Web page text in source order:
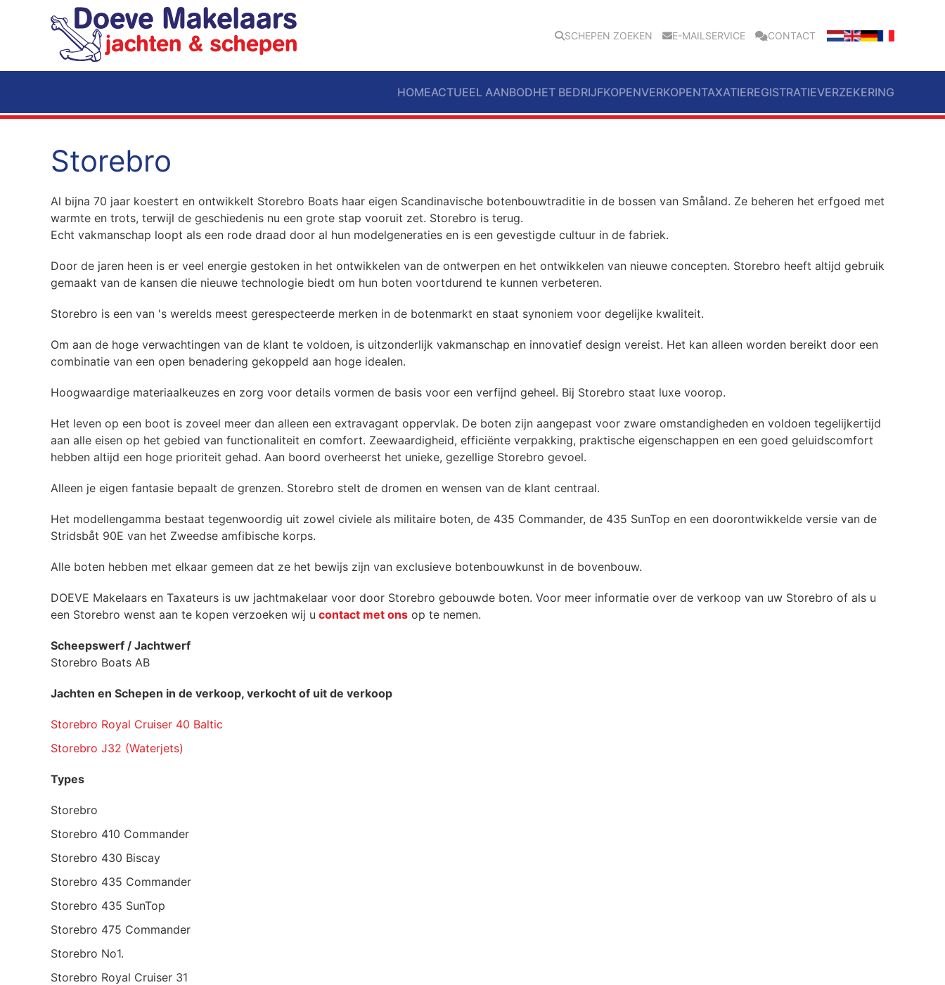
Terug naar hoofdinhoud SCHEPEN ZOEKEN E-MAILSERVICE CONTACT
HOMEACTUEEL AANBODHET BEDRIJFKOPENVERKOPENTAXATIEREGISTRATIEVERZEKERING
Storebro
Al bijna 70 jaar koestert en ontwikkelt Storebro Boats haar eigen Scandinavische botenbouwtraditie in de bossen van Småland. Ze beheren het erfgoed met
warmte en trots, terwijl de geschiedenis nu een grote stap vooruit zet. Storebro is terug.
Echt vakmanschap loopt als een rode draad door al hun modelgeneraties en is een gevestigde cultuur in de fabriek.
Door de jaren heen is er veel energie gestoken in het ontwikkelen van de ontwerpen en het ontwikkelen van nieuwe concepten. Storebro heeft altijd gebruik
gemaakt van de kansen die nieuwe technologie biedt om hun boten voortdurend te kunnen verbeteren.
Storebro is een van 's werelds meest gerespecteerde merken in de botenmarkt en staat synoniem voor degelijke kwaliteit.
Om aan de hoge verwachtingen van de klant te voldoen, is uitzonderlijk vakmanschap en innovatief design vereist. Het kan alleen worden bereikt door een
combinatie van een open benadering gekoppeld aan hoge idealen.
Hoogwaardige materiaalkeuzes en zorg voor details vormen de basis voor een verfijnd geheel. Bij Storebro staat luxe voorop.
Het leven op een boot is zoveel meer dan alleen een extravagant oppervlak. De boten zijn aangepast voor zware omstandigheden en voldoen tegelijkertijd
aan alle eisen op het gebied van functionaliteit en comfort. Zeewaardigheid, efficiënte verpakking, praktische eigenschappen en een goed geluidscomfort
hebben altijd een hoge prioriteit gehad. Aan boord overheerst het unieke, gezellige Storebro gevoel.
Alleen je eigen fantasie bepaalt de grenzen. Storebro stelt de dromen en wensen van de klant centraal.
Het modellengamma bestaat tegenwoordig uit zowel civiele als militaire boten, de 435 Commander, de 435 SunTop en een doorontwikkelde versie van de
Stridsbåt 90E van het Zweedse amfibische korps.
Alle boten hebben met elkaar gemeen dat ze het bewijs zijn van exclusieve botenbouwkunst in de bovenbouw.
DOEVE Makelaars en Taxateurs is uw jachtmakelaar voor door Storebro gebouwde boten. Voor meer informatie over de verkoop van uw Storebro of als u
een Storebro wenst aan te kopen verzoeken wij u contact met ons op te nemen.
Scheepswerf / Jachtwerf
Storebro Boats AB
Jachten en Schepen in de verkoop, verkocht of uit de verkoop
Storebro Royal Cruiser 40 Baltic
Storebro J32 (Waterjets)
Types
Storebro
Storebro 410 Commander
Storebro 430 Biscay
Storebro 435 Commander
Storebro 435 SunTop
Storebro 475 Commander
Storebro No1.
Storebro Royal Cruiser 31